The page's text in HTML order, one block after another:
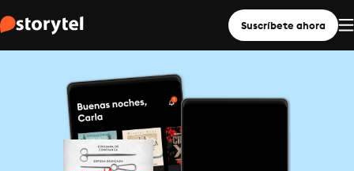
Suscríbete ahora